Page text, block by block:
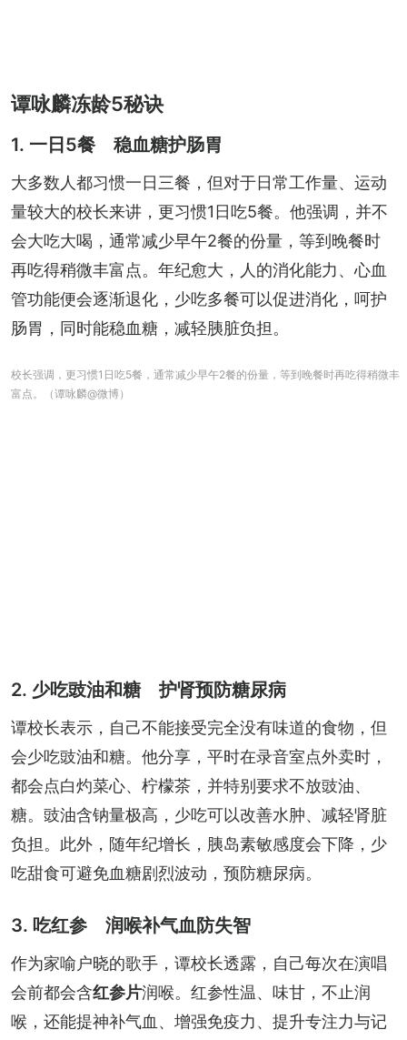
谭咏麟冻龄5秘诀
1. 一日5餐 稳血糖护肠胃
大多数人都习惯一日三餐，但对于日常工作量、运动
量较大的校长来讲，更习惯1日吃5餐。他强调，并不
会大吃大喝，通常减少早午2餐的份量，等到晚餐时
再吃得稍微丰富点。年纪愈大，人的消化能力、心血
管功能便会逐渐退化，少吃多餐可以促进消化，呵护
肠胃，同时能稳血糖，减轻胰脏负担。
校长强调，更习惯1日吃5餐，通常减少早午2餐的份量，等到晚餐时再吃得稍微丰
富点。（谭咏麟@微博）
2. 少吃豉油和糖 护肾预防糖尿病
谭校长表示，自己不能接受完全没有味道的食物，但
会少吃豉油和糖。他分享，平时在录音室点外卖时，
都会点白灼菜心、柠檬茶，并特别要求不放豉油、
糖。豉油含钠量极高，少吃可以改善水肿、减轻肾脏
负担。此外，随年纪增长，胰岛素敏感度会下降，少
吃甜食可避免血糖剧烈波动，预防糖尿病。
3. 吃红参 润喉补气血防失智
作为家喻户晓的歌手，谭校长透露，自己每次在演唱
会前都会含红参片润喉。红参性温、味甘，不止润
喉，还能提神补气血、增强免疫力、提升专注力与记